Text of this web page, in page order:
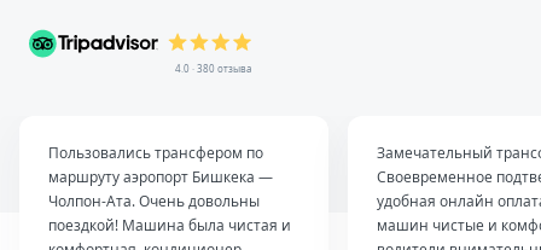
4.0 · 380 отзыва
Пользовались трансфером по
маршруту аэропорт Бишкека —
Чолпон-Ата. Очень довольны
поездкой! Машина была чистая и
Замечательный
Своевременное
удобная онлайн
машин чистые и